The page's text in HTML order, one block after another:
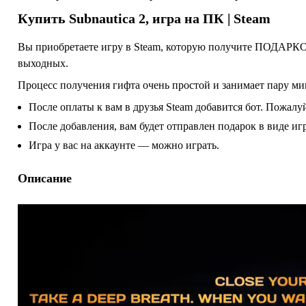
Купить Subnautica 2, игра на ПК | Steam
Вы приобретаете игру в Steam, которую получите
выходных.
Процесс получения гифта очень простой и занимает пару
После оплаты к вам в друзья Steam добавится бот.
После добавления, вам будет отправлен подарок в виде
Игра у вас на аккаунте — можно играть.
Описание